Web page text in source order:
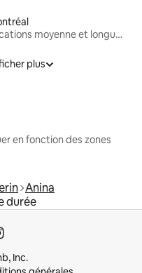
Locations moyenne et longue durée
plus
en fonction des zones
Anina
durée
Inc.